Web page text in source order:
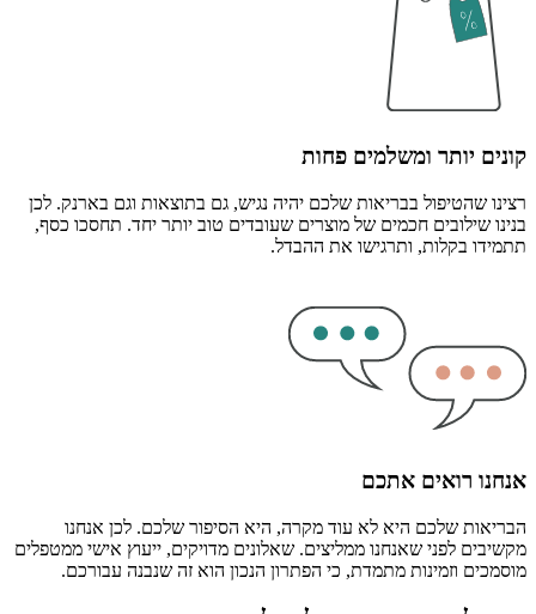
קונים יותר ומשלמים פחות
רצינו שהטיפול בבריאות שלכם יהיה נגיש, גם בתוצאות וגם בארנק. לכן
בנינו שילובים חכמים של מוצרים שעובדים טוב יותר יחד. תחסכו כסף,
תתמידו בקלות, ותרגישו את ההבדל.
אנחנו רואים אתכם
הבריאות שלכם היא לא עוד מקרה, היא הסיפור שלכם. לכן אנחנו
מקשיבים לפני שאנחנו ממליצים. שאלונים מדויקים, ייעוץ אישי ממטפלים
מוסמכים וזמינות מתמדת, כי הפתרון הנכון הוא זה שנבנה עבורכם.